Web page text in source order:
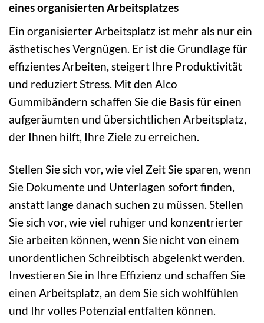
eines organisierten Arbeitsplatzes
Ein organisierter Arbeitsplatz ist mehr als nur ein
ästhetisches Vergnügen. Er ist die Grundlage für
effizientes Arbeiten, steigert Ihre Produktivität
und reduziert Stress. Mit den Alco
Gummibändern schaffen Sie die Basis für einen
aufgeräumten und übersichtlichen Arbeitsplatz,
der Ihnen hilft, Ihre Ziele zu erreichen.
Stellen Sie sich vor, wie viel Zeit Sie sparen, wenn
Sie Dokumente und Unterlagen sofort finden,
anstatt lange danach suchen zu müssen. Stellen
Sie sich vor, wie viel ruhiger und konzentrierter
Sie arbeiten können, wenn Sie nicht von einem
unordentlichen Schreibtisch abgelenkt werden.
Investieren Sie in Ihre Effizienz und schaffen Sie
einen Arbeitsplatz, an dem Sie sich wohlfühlen
und Ihr volles Potenzial entfalten können.